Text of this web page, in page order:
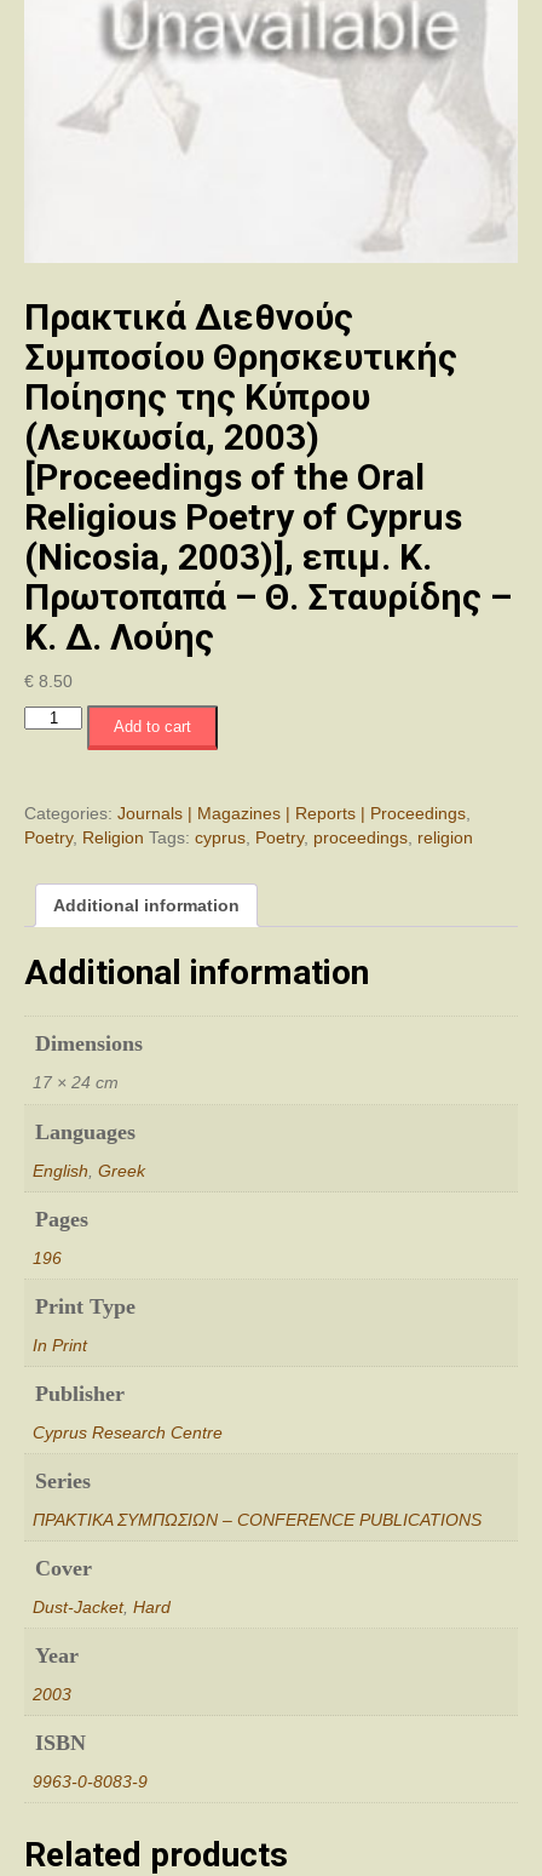
Πρακτικά Διεθνούς
Συμποσίου Θρησκευτικής
Ποίησης της Κύπρου
(Λευκωσία, 2003)
[Proceedings of the Oral
Religious Poetry of Cyprus
(Nicosia, 2003)], επιμ. Κ.
Πρωτοπαπά – Θ. Σταυρίδης –
Κ. Δ. Λούης
€ 8.50
Πρακτικά
Διεθνούς
Ποίησης
της
(Λευκωσία,
2003)
of
the
Religious
Poetry
of
(Nicosia,
επιμ.
Πρωτοπαπά
Σταυρίδης
Κ.
Δ.
Λούης
Add to cart
Categories: Journals | Magazines | Reports | Proceedings,
Poetry, Religion Tags: cyprus, Poetry, proceedings, religion
Additional information
Additional information
Dimensions
17 × 24 cm
Languages
English Greek
Pages
196
Print Type
In Print
Publisher
Cyprus Research Centre
Series
ΠΡΑΚΤΙΚΑ ΣΥΜΠΩΣΙΩΝ – CONFERENCE PUBLICATIONS
Cover
Dust-Jacket, Hard
Year
2003
ISBN
9963-0-8083-9
Related products